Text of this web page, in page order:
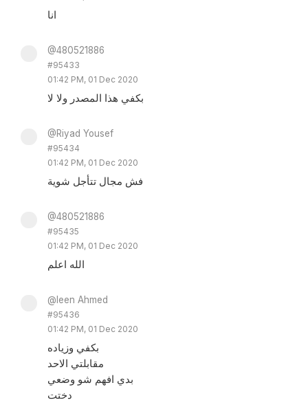
انا
@480521886
#95433
01:42 PM, 01 Dec 2020
بكفي هذا المصدر ولا لا
@Riyad Yousef
#95434
01:42 PM, 01 Dec 2020
فش مجال تتأجل شوية
@480521886
#95435
01:42 PM, 01 Dec 2020
الله اعلم
@leen Ahmed
#95436
01:42 PM, 01 Dec 2020
بكفي وزياده
مقابلتي الاحد
بدي افهم شو وضعي
دختت